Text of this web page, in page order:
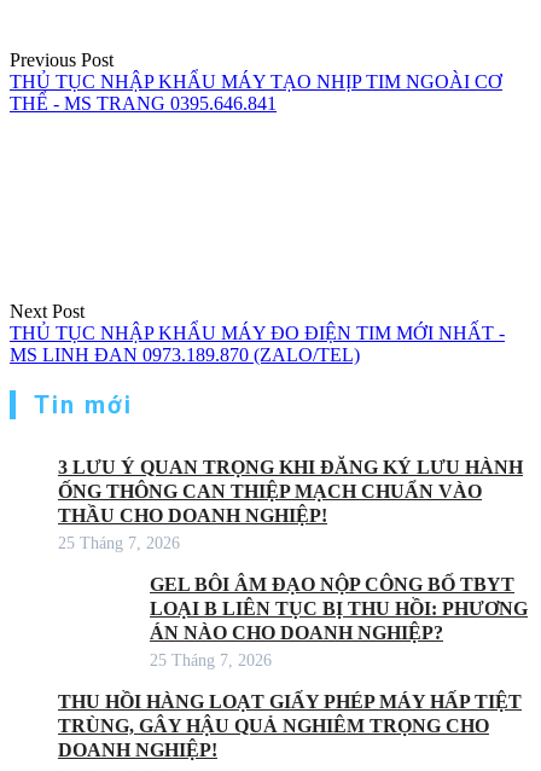
Previous Post
THỦ TỤC NHẬP KHẨU MÁY TẠO NHỊP TIM NGOÀI CƠ
THỂ - MS TRANG 0395.646.841
Next Post
THỦ TỤC NHẬP KHẨU MÁY ĐO ĐIỆN TIM MỚI NHẤT -
MS LINH ĐAN 0973.189.870 (ZALO/TEL)
Tin mới
3 LƯU Ý QUAN TRỌNG KHI ĐĂNG KÝ LƯU HÀNH
ỐNG THÔNG CAN THIỆP MẠCH CHUẨN VÀO
THẦU CHO DOANH NGHIỆP!
25 Tháng 7, 2026
GEL BÔI ÂM ĐẠO NỘP CÔNG BỐ TBYT
LOẠI B LIÊN TỤC BỊ THU HỒI: PHƯƠNG
ÁN NÀO CHO DOANH NGHIỆP?
25 Tháng 7, 2026
THU HỒI HÀNG LOẠT GIẤY PHÉP MÁY HẤP TIỆT
TRÙNG, GÂY HẬU QUẢ NGHIÊM TRỌNG CHO
DOANH NGHIỆP!